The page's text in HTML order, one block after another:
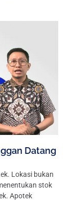
Datang
Lokasi bukan
stok
Apotek